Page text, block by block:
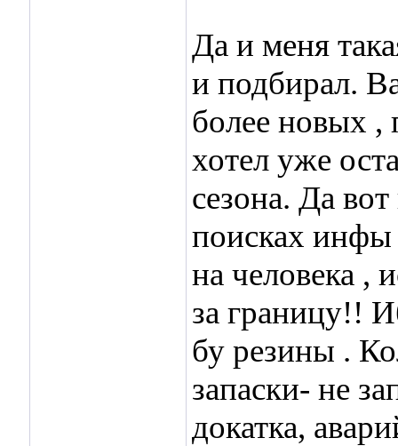
Да и меня
и подбирал.
более новых ,
хотел уже
сезона. Да
поисках инфы
на человека ,
за границу!!
бу резины .
запаски- не
докатка,